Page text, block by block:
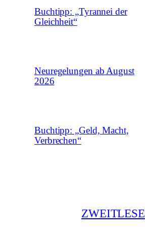
Buchtipp: „Tyrannei der
Gleichheit“
Neuregelungen ab August
2026
Buchtipp: „Geld, Macht,
Verbrechen“
ZWEITLESE